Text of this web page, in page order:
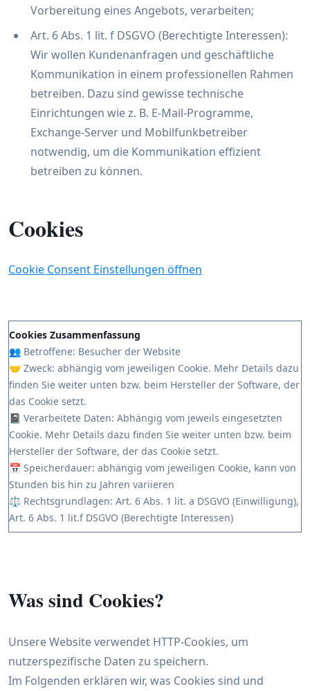
Vorbereitung eines Angebots, verarbeiten;
Art. 6 Abs. 1 lit. f DSGVO (Berechtigte Interessen):
Wir wollen Kundenanfragen und geschäftliche
Kommunikation in einem professionellen Rahmen
betreiben. Dazu sind gewisse technische
Einrichtungen wie z. B. E-Mail-Programme,
Exchange-Server und Mobilfunkbetreiber
notwendig, um die Kommunikation effizient
betreiben zu können.
Cookies
Cookie Consent Einstellungen öffnen
Cookies Zusammenfassung
👥 Betroffene: Besucher der Website
🤝 Zweck: abhängig vom jeweiligen Cookie. Mehr Details dazu
finden Sie weiter unten bzw. beim Hersteller der Software, der
das Cookie setzt.
📓 Verarbeitete Daten: Abhängig vom jeweils eingesetzten
Cookie. Mehr Details dazu finden Sie weiter unten bzw. beim
Hersteller der Software, der das Cookie setzt.
📅 Speicherdauer: abhängig vom jeweiligen Cookie, kann von
Stunden bis hin zu Jahren variieren
⚖️ Rechtsgrundlagen: Art. 6 Abs. 1 lit. a DSGVO (Einwilligung),
Art. 6 Abs. 1 lit.f DSGVO (Berechtigte Interessen)
Was sind Cookies?
Unsere Website verwendet HTTP-Cookies, um
nutzerspezifische Daten zu speichern.
Im Folgenden erklären wir, was Cookies sind und